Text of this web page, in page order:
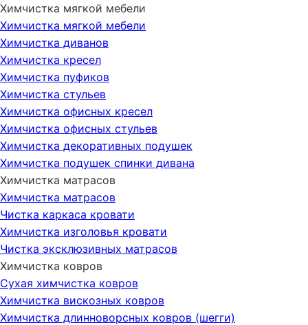
Химчистка мягкой мебели
Химчистка мягкой мебели
Химчистка диванов
Химчистка кресел
Химчистка пуфиков
Химчистка стульев
Химчистка офисных кресел
Химчистка офисных стульев
Химчистка декоративных подушек
Химчистка подушек спинки дивана
Химчистка матрасов
Химчистка матрасов
Чистка каркаса кровати
Химчистка изголовья кровати
Чистка эксклюзивных матрасов
Химчистка ковров
Сухая химчистка ковров
Химчистка вискозных ковров
Химчистка длинноворсных ковров (шегги)